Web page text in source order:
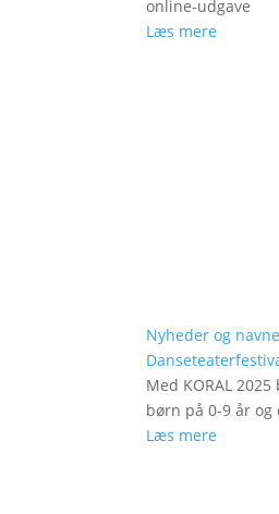
online-udgave
Læs mere
Nyheder og navne
Med KORAL
børn på 0-9 år og
Læs mere